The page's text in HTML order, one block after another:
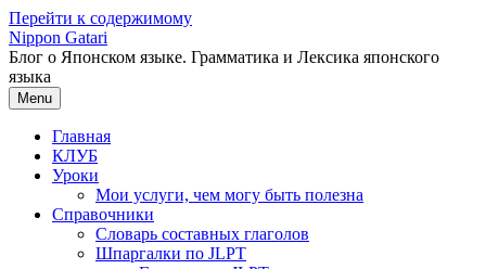
Перейти к содержимому
Nippon Gatari
Блог о Японском языке. Грамматика и Лексика японского
языка
Menu
Главная
КЛУБ
Уроки
Мои услуги, чем могу быть полезна
Справочники
Словарь составных глаголов
Шпаргалки по JLPT